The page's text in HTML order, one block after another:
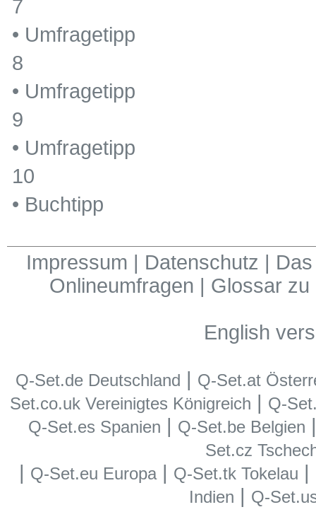
7
• Umfragetipp
8
• Umfragetipp
9
• Umfragetipp
10
• Buchtipp
Impressum | Datenschutz |
Onlineumfragen | Glossar zu
English
Q-Set.de Deutschland | Q-Set.at
Set.co.uk Vereinigtes Königreich | Q-
Q-Set.es Spanien | Q-Set.be Belgien
Set.cz
| Q-Set.eu Europa| Q-Set.tk Tokelau |
Indien | Q-